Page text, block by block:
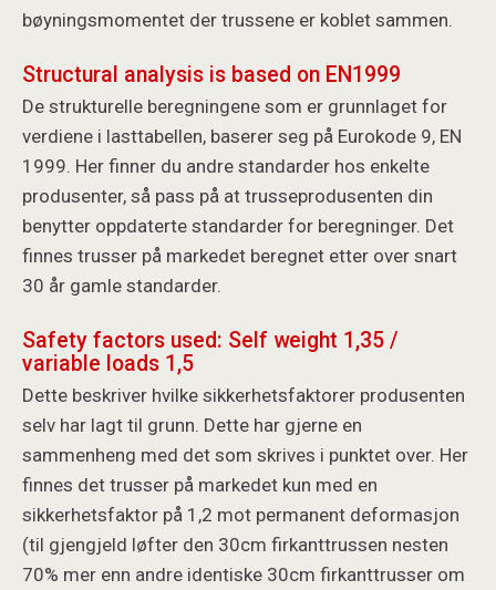
bøyningsmomentet der trussene er koblet sammen.
Structural analysis is based on EN1999
De strukturelle beregningene som er grunnlaget for
verdiene i lasttabellen, baserer seg på Eurokode 9, EN
1999. Her finner du andre standarder hos enkelte
produsenter, så pass på at trusseprodusenten din
benytter oppdaterte standarder for beregninger. Det
finnes trusser på markedet beregnet etter over snart
30 år gamle standarder.
Safety factors used: Self weight 1,35 /
variable loads 1,5
Dette beskriver hvilke sikkerhetsfaktorer produsenten
selv har lagt til grunn. Dette har gjerne en
sammenheng med det som skrives i punktet over. Her
finnes det trusser på markedet kun med en
sikkerhetsfaktor på 1,2 mot permanent deformasjon
(til gjengjeld løfter den 30cm firkanttrussen nesten
70% mer enn andre identiske 30cm firkanttrusser om